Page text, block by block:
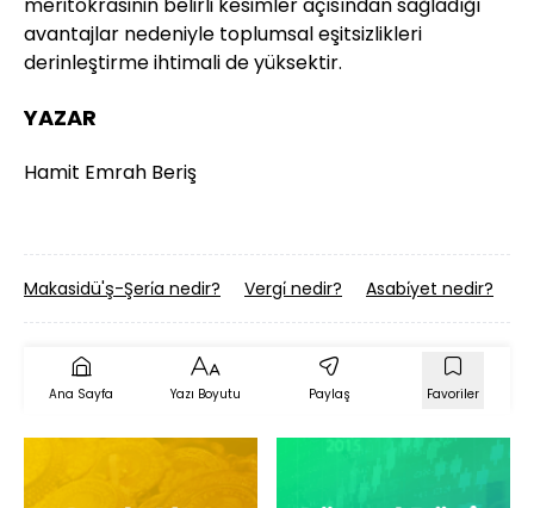
avantajlar nedeniyle toplumsal eşitsizlikleri
derinleştirme ihtimali de yüksektir.
YAZAR
Hamit Emrah Beriş
Makasidü'ş-Şeri̇a nedir? Vergi̇ nedir? Asabi̇yet nedir?
Ana Sayfa Yazı Boyutu Paylaş Favoriler